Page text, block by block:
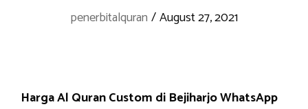
penerbitalquran /August 27, 2021
Harga Al Quran Custom di Bejiharjo WhatsApp